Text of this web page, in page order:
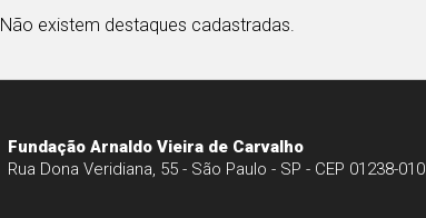
Não existem destaques cadastradas.
Fundação Arnaldo Vieira de Carvalho
Rua Dona Veridiana, 55 - São Paulo - SP - CEP 01238-010